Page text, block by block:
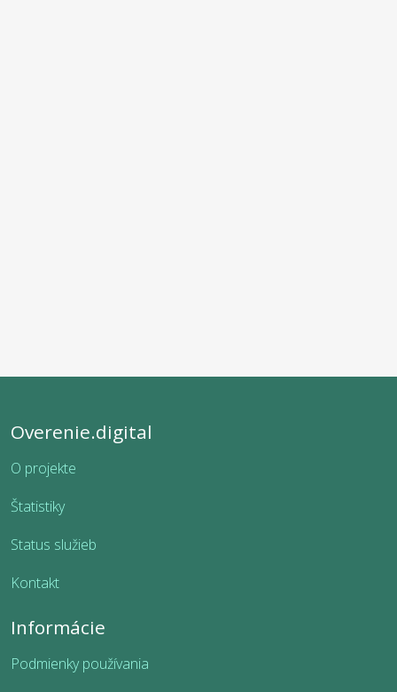
Overenie.digital
O projekte
Štatistiky
Status služieb
Kontakt
Informácie
Podmienky používania